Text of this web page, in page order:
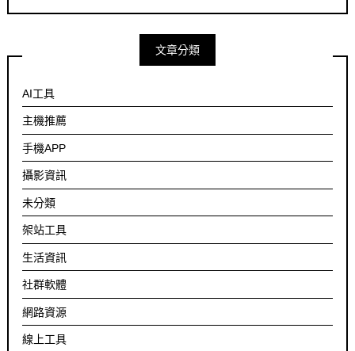
文章分類
AI工具
主機推薦
手機APP
攝影資訊
未分類
架站工具
生活資訊
社群軟體
網路資源
線上工具